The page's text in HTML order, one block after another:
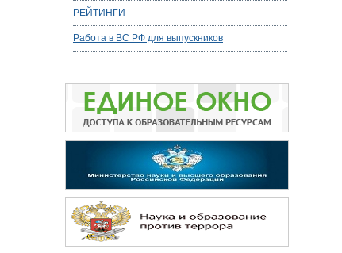
РЕЙТИНГИ
Работа в ВС РФ для выпускников